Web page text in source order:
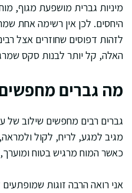
מיניות גברית מושפעת מגוף,
היחסים. לכן אין רשימה אחת
לזהות דפוסים שחוזרים אצל
האלה, קל יותר לבנות סקס
מה גברים מחפשים
גברים רבים מחפשים שילוב של
מגיב למגע, לריח, לקול
כאשר המוח מרגיש בטוח ומוערך,
אני רואה הרבה זוגות